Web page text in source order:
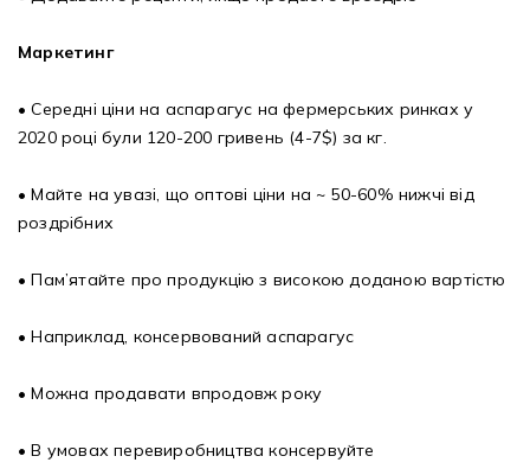
Маркетинг
• Середні ціни на аспарагус на фермерських ринках у
2020 році були 120-200 гривень (4-7$) за кг.
• Майте на увазі, що оптові ціни на ~ 50-60% нижчі від
роздрібних
• Пам’ятайте про продукцію з високою доданою вартістю
• Наприклад, консервований аспарагус
• Можна продавати впродовж року
• В умовах перевиробництва консервуйте